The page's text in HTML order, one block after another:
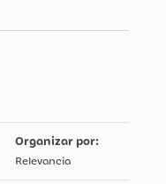
Relevancia